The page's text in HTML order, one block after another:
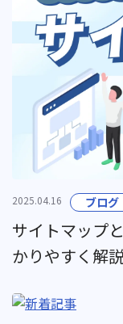
2025.04.16 ブログ
サイトマップ
かりやすく解